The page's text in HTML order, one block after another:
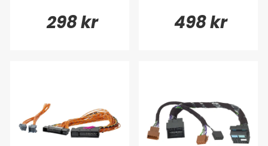
298 kr 498 kr